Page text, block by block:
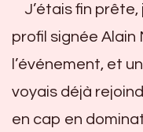
J’étais fin prête,
profil signée
l’événement, et
voyais déjà
en cap en